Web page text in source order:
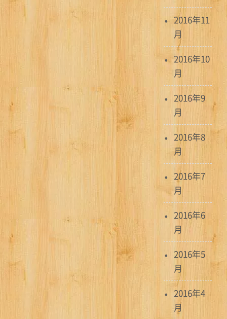
2016年11
月
2016年10
月
2016年9
月
2016年8
月
2016年7
月
2016年6
月
2016年5
月
2016年4
月